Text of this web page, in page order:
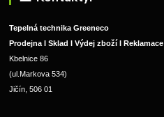
Tepelná technika Greeneco
Prodejna I Sklad I Výdej zboží I Reklamace
Kbelnice 86
(ul.Markova 534)
Jičín, 506 01